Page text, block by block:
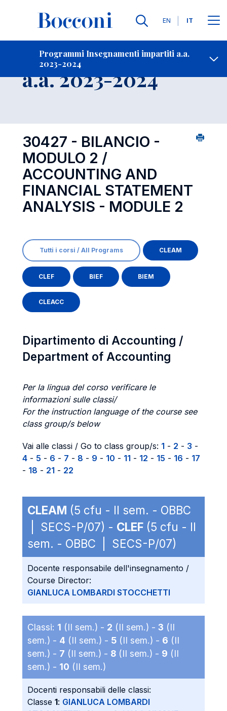
Lingue
EN IT
Programmi Insegnamenti impartiti a.a.
2023-2024
Contatti
Insegnamento
a.a. 2023-2024
30427 - BILANCIO -
MODULO 2 /
ACCOUNTING AND
FINANCIAL STATEMENT
ANALYSIS - MODULE 2
Tutti i corsi / All Programs CLEAM
CLEF BIEF BIEM
CLEACC
Dipartimento di Accounting /
Department of Accounting
Per la lingua del corso verificare le
informazioni sulle classi/
For the instruction language of the course see
class group/s below
Vai alle classi / Go to class group/s: 1 - 2 - 3 -
4 - 5 - 6 - 7 - 8 - 9 - 10 - 11 - 12 - 15 - 16 - 17
- 18 - 21 - 22
CLEAM (5 cfu - II sem. - OBBC
| SECS-P/07) - CLEF (5 cfu - II
sem. - OBBC | SECS-P/07)
Docente responsabile dell'insegnamento /
Course Director:
GIANLUCA LOMBARDI STOCCHETTI
Classi: 1 (II sem.) - 2 (II sem.) - 3 (II
sem.) - 4 (II sem.) - 5 (II sem.) - 6 (II
sem.) - 7 (II sem.) - 8 (II sem.) - 9 (II
sem.) - 10 (II sem.)
Docenti responsabili delle classi:
Classe 1: GIANLUCA LOMBARDI